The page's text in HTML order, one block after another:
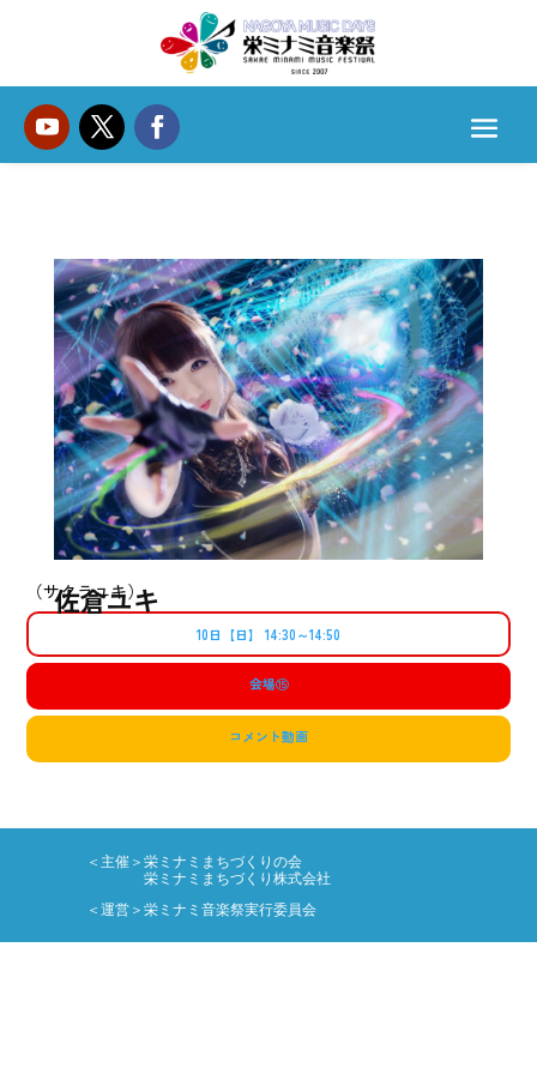
佐倉ユキ
（サクラユキ）
10日【日】 14:30～14:50
会場⑮
コメント動画
＜主催＞栄ミナミまちづくりの会
栄ミナミまちづくり株式会社
＜運営＞栄ミナミ音楽祭実行委員会